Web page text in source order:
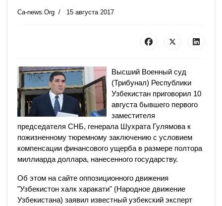
Ca-news.Org 15 августа 2017
Высший Военный суд
(Трибунал) Республики
Узбекистан приговорил 10
августа бывшего первого
заместителя
председателя СНБ, генерала Шухрата Гулямова к
пожизненному тюремному заключению с условием
компенсации финансового ущерба в размере полтора
миллиарда доллара, нанесенного государству.
Об этом на сайте оппозиционного движения
"Узбекистон xалк xаракати" (Народное движение
Узбекистана) заявил известный узбекский эксперт